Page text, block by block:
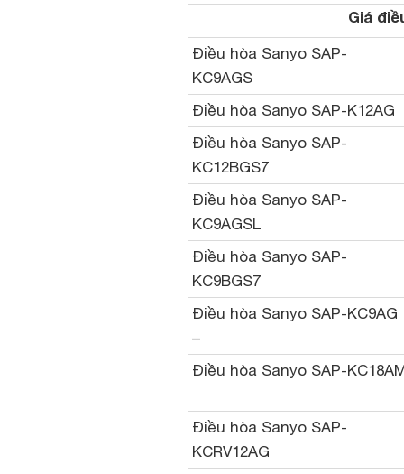
Giá
Điều hòa Sanyo SAP-
KC9AGS
Điều hòa Sanyo SAP-K12AG
Điều hòa Sanyo SAP-
KC12BGS7
Điều hòa Sanyo SAP-
KC9AGSL
Điều hòa Sanyo SAP-
KC9BGS7
Điều hòa Sanyo SAP-KC9AG
–
Điều hòa Sanyo SAP-
Điều hòa Sanyo SAP-
KCRV12AG